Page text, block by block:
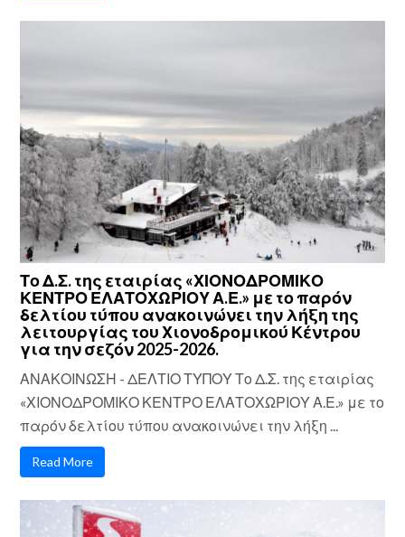
Το Δ.Σ. της εταιρίας «ΧΙΟΝΟΔΡΟΜΙΚΟ
ΚΕΝΤΡΟ ΕΛΑΤΟΧΩΡΙΟΥ Α.Ε.» με το παρόν
δελτίου τύπου ανακοινώνει την λήξη της
λειτουργίας του Χιονοδρομικού Κέντρου
για την σεζόν 2025-2026.
ΑΝΑΚΟΙΝΩΣΗ - ΔΕΛΤΙΟ ΤΥΠΟΥ Το Δ.Σ. της εταιρίας
«ΧΙΟΝΟΔΡΟΜΙΚΟ ΚΕΝΤΡΟ ΕΛΑΤΟΧΩΡΙΟΥ Α.Ε.» με το
παρόν δελτίου τύπου ανακοινώνει την λήξη ...
Read More